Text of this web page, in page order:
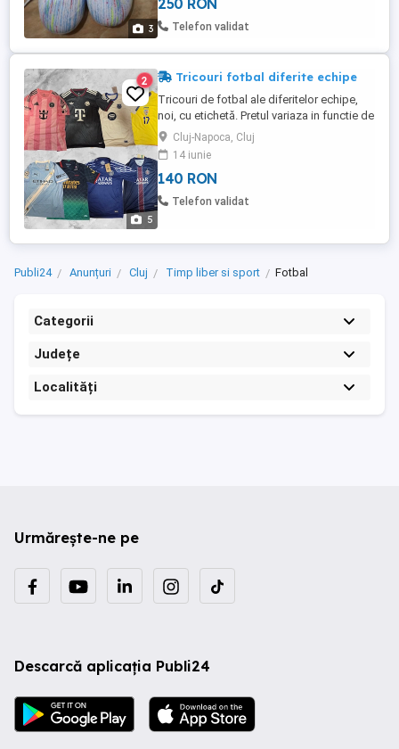
3
250 RON
Telefon validat
5
2 Tricouri fotbal diferite echipe
Tricouri de fotbal ale diferitelor echipe,
noi, cu etichetă. Pretul variaza in functie de
tricou: Romania 2025 2026 home kit, patch
World Cup, marime L. Louis Munteanu, nr
17. - 165 lei Barcelona 2025 2026 away kit,
Patch Champions, marime M, Lamine
Yamal, nr 10. - Vandut AC Milan special ...
Cluj-Napoca, Cluj
14 iunie
140 RON
Telefon validat
Publi24 Anunțuri Cluj Timp liber si sport Fotbal
Categorii
Județe
Localități
Urmărește-ne pe
Descarcă aplicația Publi24